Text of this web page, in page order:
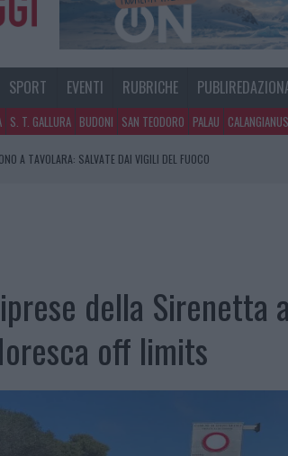
SPORT EVENTI RUBRICHE
S. T. GALLURA BUDONI SAN TEODORO PALAU CALANGIANUS
MIGLIORA IL TEMPO IN GALLURA
FERITO IL CONDUCENTE
della Sirenetta a
off limits